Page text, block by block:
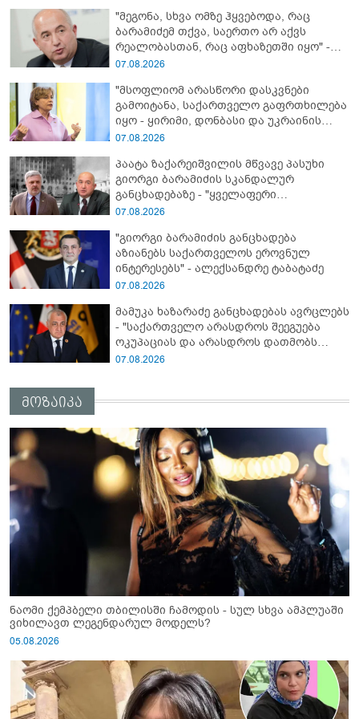
"მეგონა, სხვა ომზე ჰყვებოდა, რაც
ბარამიძემ თქვა, საერთო არ აქვს
რეალობასთან, რაც აფხაზეთში იყო" -
პაატა ზაქარეიშვილის შეფასება
07.08.2026
"მსოფლიომ არასწორი დასკვნები
გამოიტანა, საქართველო გაფრთხილება
იყო - ყირიმი, დონბასი და უკრაინის
წინააღმდეგ სრულმასშტაბიანი ომი
მოყვა" - რასა იუკნევიჩიენე
07.08.2026
პაატა ზაქარეიშვილის მწვავე პასუხი
გიორგი ბარამიძის სკანდალურ
განცხადებაზე - "ყველაფერი
დეტალურად ვიცი... კამანში მოკლული
ბარამიძე კი ტყუის"
07.08.2026
"გიორგი ბარამიძის განცხადება
აზიანებს საქართველოს ეროვნულ
ინტერესებს" - ალექსანდრე ტაბატაძე
07.08.2026
მამუკა ხაზარაძე განცხადებას ავრცლებს
- "საქართველო არასდროს შეეგუება
ოკუპაციას და არასდროს დათმობს
თავისუფლებას!"
07.08.2026
მოზაიკა
ნაომი ქემპბელი თბილისში ჩამოდის - სულ სხვა ამპლუაში
ვიხილავთ ლეგენდარულ მოდელს?
05.08.2026